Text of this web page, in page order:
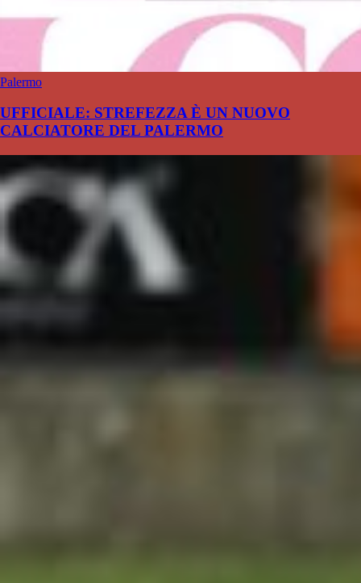
Palermo
UFFICIALE: STREFEZZA È UN NUOVO
CALCIATORE DEL PALERMO